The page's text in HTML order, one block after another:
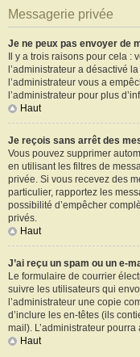
Messagerie privée
Je ne peux pas envoyer de
Il y a trois raisons pour cela :
l’administrateur a désactivé
l’administrateur vous a
l’administrateur pour plus
Haut
Je reçois sans arrêt des
Vous pouvez supprimer
en utilisant les filtres de
privée. Si vous recevez des
particulier, rapportez les
possibilité d’empêcher
privés.
Haut
J’ai reçu un spam ou un e-
Le formulaire de courrier
suivre les utilisateurs qui
l’administrateur une copie
d’inclure les en-têtes (ils
mail). L’administrateur
Haut